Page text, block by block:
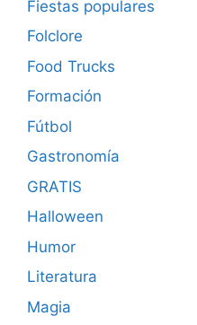
Fiestas populares
Folclore
Food Trucks
Formación
Fútbol
Gastronomía
GRATIS
Halloween
Humor
Literatura
Magia